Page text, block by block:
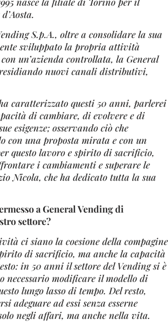
S.p.A., oltre a consolidare la sua
sviluppato la propria attività
un’azienda controllata, la General
nuovi canali distributivi,
caratterizzato questi 50 anni, parlerei
di cambiare, di evolvere e di
esigenze; osservando ciò che
con una proposta mirata e con un
questo lavoro e spirito di sacrificio,
i cambiamenti e superare le
Nicola, che ha dedicato tutta la sua
a General Vending di
settore?
ci siano la coesione della compagine
di sacrificio, ma anche la capacità
in 50 anni il settore del Vending si è
necessario modificare il modello di
lungo lasso di tempo. Del resto,
adeguare ad essi senza esserne
negli affari, ma anche nella vita.